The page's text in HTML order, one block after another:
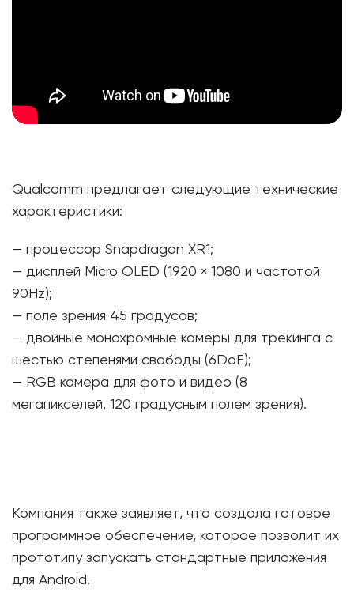
Qualcomm предлагает следующие технические
характеристики:
— процессор Snapdragon XR1;
— дисплей Micro OLED (1920 × 1080 и частотой
90Hz);
— поле зрения 45 градусов;
— двойные монохромные камеры для трекинга с
шестью степенями свободы (6DoF);
— RGB камера для фото и видео (8
мегапикселей, 120 градусным полем зрения).
Компания также заявляет, что создала готовое
программное обеспечение, которое позволит их
прототипу запускать стандартные приложения
для Android.